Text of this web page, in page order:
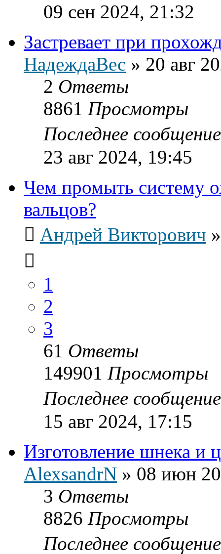
09 сен 2024, 21:32
Застревает при
НадеждаВес » 20 авг
2 Ответы
8861 Просмотры
Последнее
23 авг 2024, 19:45
Чем промыть систему
вальцов?
Андрей Викторович
1
2
3
61 Ответы
149901 Просмотры
Последнее
15 авг 2024, 17:15
Изготовление шнека и
AlexsandrN » 08 июн
3 Ответы
8826 Просмотры
Последнее